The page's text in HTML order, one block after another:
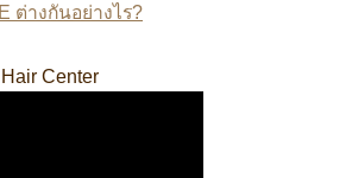
ต่างกันอย่างไร?
Center